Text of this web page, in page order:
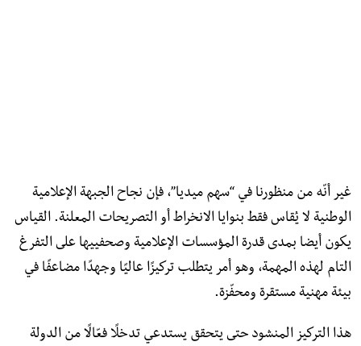
غير أنّه من منظورنا في “سهم ميديا”، فإن نجاح الجبهة الإعلامية
الوطنية لا يُقاس فقط بنوايا الانخراط أو التصريحات المعلنة. القياس
يكون أيضا بمدى قدرة المؤسسات الإعلامية وصحفييها على التفرغ
التام لهذه المهمة، وهو أمر يتطلب تركيزًا عاليًا وجهدًا مضاعفًا في
بيئة مهنية مستقرة ومحفّزة.
هذا التركيز المنشود حتى يتحقق يستدعي تدخلًا فعّالًا من الدولة